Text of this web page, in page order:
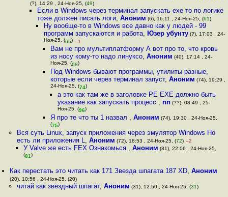
(?), 14:29 , 24-Ноя-25, (49)
Если в Windows через терминал запускать exe то по логике
тоже должен писать логи, Аноним (6), 16:11 , 24-Ноя-25, (61)
Ну вообще-то в Windows все давно как у людей - 99
программ запускаются и работа, Юзер убунту(?), 17:03 , 24-
Ноя-25, (65) –1
Вам не про мультиплатформу А вот про то, что кровь
из носу кому-то надо линуксо,Аноним (40), 17:14 , 24-
Ноя-25, (68)
Под Windows бывают программы, утилиты разные,
которые если через терминал запуст,Аноним (74), 19:29 ,
24-Ноя-25, (74)
а это как там же в заголовке PE EXE должно быть
указание как запускать процесс , nn(??), 08:49 , 25-
Ноя-25, (96)
Я про те что ты 1 назвал ,Аноним (74), 19:30 , 24-Ноя-25,
(75)
Вся суть Linux, запуск приложения через эмулятор Windows Но
есть ли приложения L, Аноним (72), 18:53 , 24-Ноя-25, (72) –2
У Valve же есть FEX Ознакомься , Аноним (81), 22:06 , 24-Ноя-25,
(81)
Как перестать это читать как 171 Звезда шпагата 187 XD,Аноним
(20), 10:56 , 24-Ноя-25, (20)
читай как звездный шпагат, Аноним (31), 12:50 , 24-Ноя-25, (31)